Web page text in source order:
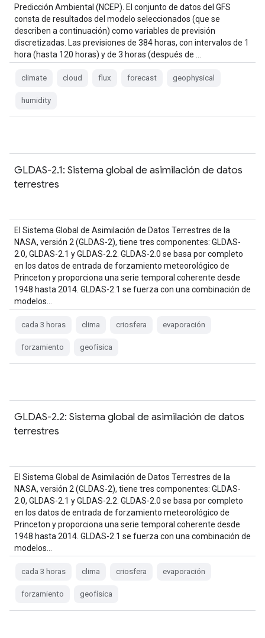
Predicción Ambiental (NCEP). El conjunto de datos del GFS
consta de resultados del modelo seleccionados (que se
describen a continuación) como variables de previsión
discretizadas. Las previsiones de 384 horas, con intervalos de 1
hora (hasta 120 horas) y de 3 horas (después de …
climate cloud flux forecast geophysical
humidity
GLDAS-2.1: Sistema global de asimilación de datos
terrestres
El Sistema Global de Asimilación de Datos Terrestres de la
NASA, versión 2 (GLDAS-2), tiene tres componentes: GLDAS-
2.0, GLDAS-2.1 y GLDAS-2.2. GLDAS-2.0 se basa por completo
en los datos de entrada de forzamiento meteorológico de
Princeton y proporciona una serie temporal coherente desde
1948 hasta 2014. GLDAS-2.1 se fuerza con una combinación de
modelos…
cada 3 horas clima criosfera evaporación
forzamiento geofísica
GLDAS-2.2: Sistema global de asimilación de datos
terrestres
El Sistema Global de Asimilación de Datos Terrestres de la
NASA, versión 2 (GLDAS-2), tiene tres componentes: GLDAS-
2.0, GLDAS-2.1 y GLDAS-2.2. GLDAS-2.0 se basa por completo
en los datos de entrada de forzamiento meteorológico de
Princeton y proporciona una serie temporal coherente desde
1948 hasta 2014. GLDAS-2.1 se fuerza con una combinación de
modelos…
cada 3 horas clima criosfera evaporación
forzamiento geofísica